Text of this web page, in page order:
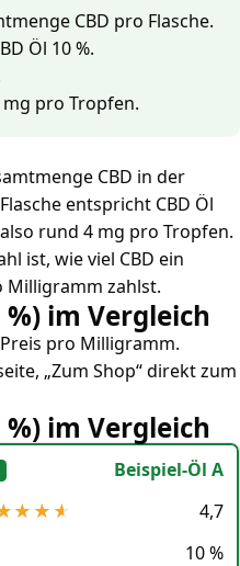
CBD pro Flasche.
Öl 10 %.
pro Tropfen.
CBD in der
entspricht CBD Öl
rund 4 mg pro Tropfen.
ist, wie viel CBD ein
zahlst.
%) im Vergleich
pro Milligramm.
„Zum Shop“ direkt zum
%) im Vergleich
Beispiel-Öl A
4,7
10 %